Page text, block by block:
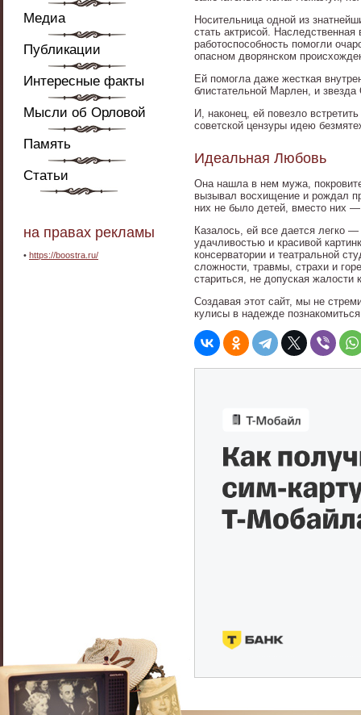
Медиа
Публикации
Интересные факты
Мысли об Орловой
Память
Статьи
на правах рекламы
• https://boostra.ru/
Носительница одной из
стать актрисой.
работоспособность помогли
опасном дворянском
Ей помогла даже жесткая
блистательной Марлен, и звезда
И, наконец, ей повезло
советской цензуры идею
Идеальная Любовь
Она нашла в нем мужа,
вызывал восхищение и рождал
них не было детей, вместо них
Казалось, ей все дается легко
удачливостью и красивой
консерватории и театральной
сложности, травмы, страхи и
стариться, не допуская жалости
Создавая этот сайт, мы не
кулисы в надежде